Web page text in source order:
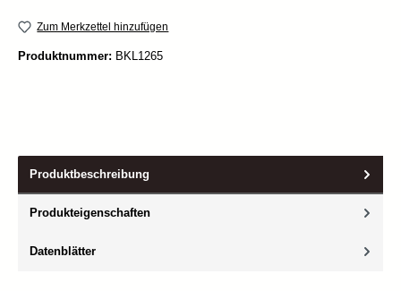
Zum Merkzettel hinzufügen
Produktnummer: BKL1265
Produktbeschreibung
Produkteigenschaften
Datenblätter